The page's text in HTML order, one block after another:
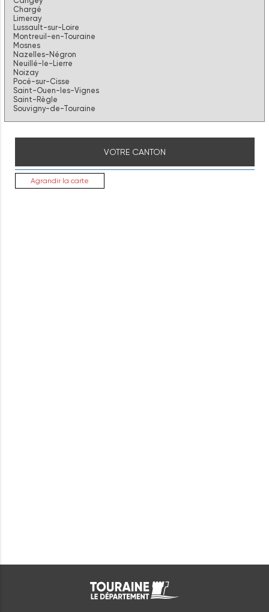
Chargé
Limeray
Lussault-sur-Loire
Montreuil-en-Touraine
Mosnes
Nazelles-Négron
Neuillé-le-Lierre
Noizay
Pocé-sur-Cisse
Saint-Ouen-les-Vignes
Saint-Règle
Souvigny-de-Touraine
VOTRE CANTON
Agrandir la carte